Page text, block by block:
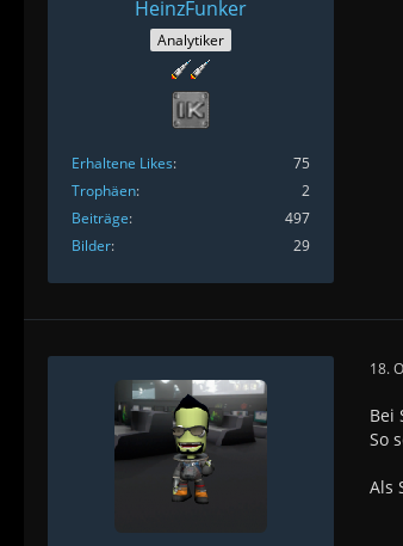
HeinzFunker
Analytiker
Erhaltene Likes
75
Trophäen
2
Beiträge
497
Bilder
29
18.
Bei
So
Als